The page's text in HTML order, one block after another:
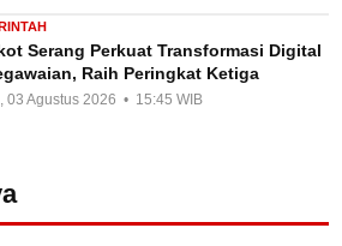
Serang Perkuat Transformasi Digital
Raih Peringkat Ketiga
03 Agustus 2026 • 15:45 WIB